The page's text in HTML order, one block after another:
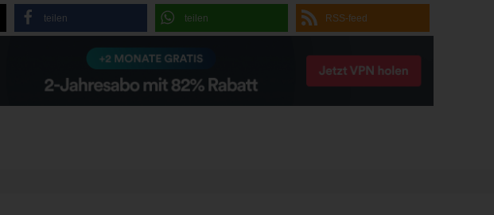
teilen teilen RSS-feed